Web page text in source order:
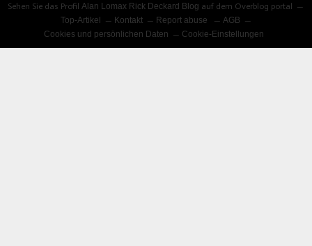
Sehen Sie das ProfilAlan Lomax Rick Deckard Blog auf dem Overblog portal
Top-Artikel
Kontakt Report abuse
AGB
Cookies und persönlichen Daten
Cookie-Einstellungen